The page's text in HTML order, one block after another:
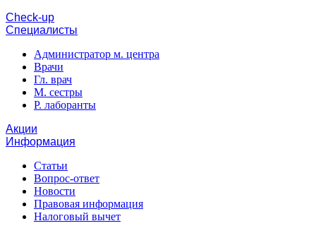
Cheсk-up
Специалисты
Администратор м. центра
Врачи
Гл. врач
М. сестры
Р. лаборанты
Акции
Информация
Статьи
Вопрос-ответ
Новости
Правовая информация
Налоговый вычет